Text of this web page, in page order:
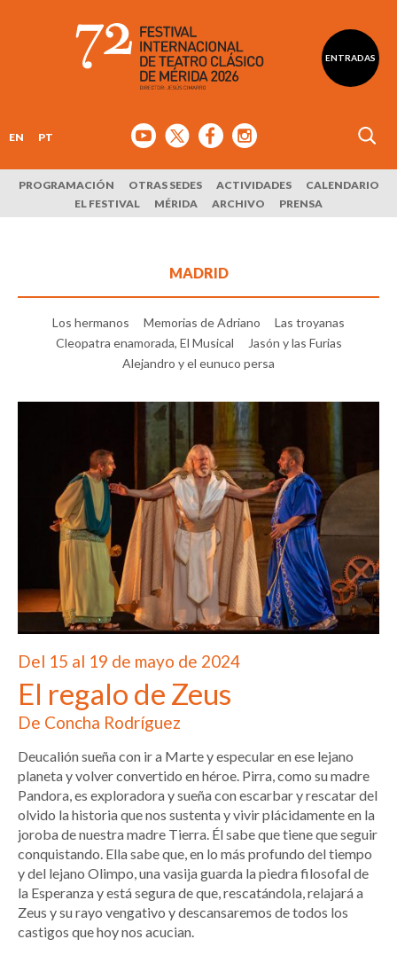
ENTRADAS
EN PT
PROGRAMACIÓN OTRAS SEDES ACTIVIDADES
CALENDARIO
EL FESTIVAL
MÉRIDA ARCHIVO PRENSA
MADRID
Los hermanos Memorias de Adriano
Las troyanas
Cleopatra enamorada, El Musical
Jasón y las Furias
Alejandro y el eunuco persa
Del 15 al 19 de mayo de 2024
El regalo de Zeus
De Concha Rodríguez
Deucalión sueña con ir a Marte y especular en ese lejano
planeta y volver convertido en héroe. Pirra, como su madre
Pandora, es exploradora y sueña con escarbar y rescatar del
olvido la historia que nos sustenta y vivir plácidamente en la
joroba de nuestra madre Tierra. Él sabe que tiene que seguir
conquistando. Ella sabe que, en lo más profundo del tiempo
y del lejano Olimpo, una vasija guarda la piedra filosofal de
la Esperanza y está segura de que, rescatándola, relajará a
Zeus y su rayo vengativo y descansaremos de todos los
castigos que hoy nos acucian.